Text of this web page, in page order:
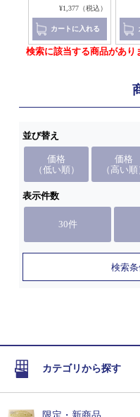
¥1,377（税込）
カートに入れる
検索に該当する商品があり
並び替え
価格
（低い順）
価格
（高い順
表示件数
30件
検索
カテゴリから探す